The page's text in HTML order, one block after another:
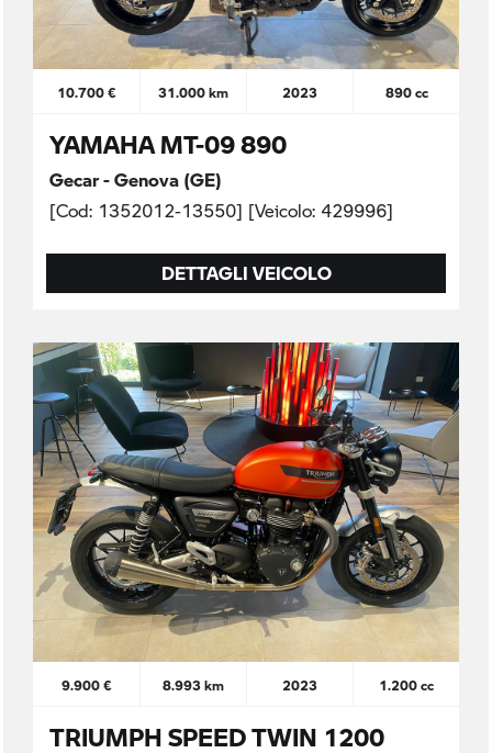
10.700 € 31.000 km 2023 890 cc
YAMAHA MT-09 890
Gecar - Genova (GE)
[Cod: 1352012-13550] [Veicolo: 429996]
DETTAGLI VEICOLO
9.900 € 8.993 km 2023 1.200 cc
TRIUMPH SPEED TWIN 1200